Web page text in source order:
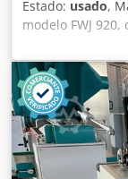
Estado: usado,
modelo FWJ
de uso y